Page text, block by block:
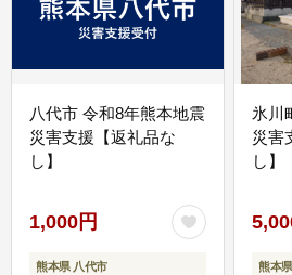
八代市 令和8年熊本地震
災害支援【返礼品な
し】
1,000円
熊本県 八代市
氷川
災害
し】
熊本